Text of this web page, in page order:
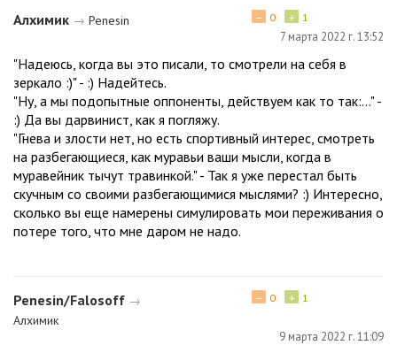
Алхимик → Penesin + 1
− 0
7 марта 2022 г. 13:52
"Надеюсь, когда вы это писали, то смотрели на себя в
зеркало :)" - :) Надейтесь.
"Ну, а мы подопытные оппоненты, действуем как то так:..." -
:) Да вы дарвинист, как я погляжу.
"Гнева и злости нет, но есть спортивный интерес, смотреть
на разбегающиеся, как муравьи ваши мысли, когда в
муравейник тычут травинкой." - Так я уже перестал быть
скучным со своими разбегающимися мыслями? :) Интересно,
сколько вы еще намерены симулировать мои переживания о
потере того, что мне даром не надо.
Penesin/Falosoff →
Алхимик
+ 1
− 0
9 марта 2022 г. 11:09